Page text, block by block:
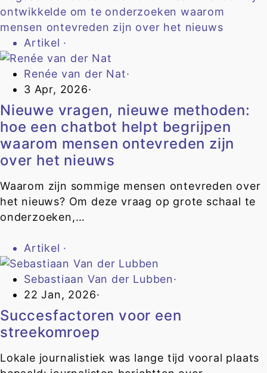
Artikel ·
Renée van der Nat·
3 Apr, 2026·
Nieuwe vragen, nieuwe methoden:
hoe een chatbot helpt begrijpen
waarom mensen ontevreden zijn
over het nieuws
Waarom zijn sommige mensen ontevreden over
het nieuws? Om deze vraag op grote schaal te
onderzoeken,…
Artikel ·
Sebastiaan Van der Lubben·
22 Jan, 2026·
Succesfactoren voor een
streekomroep
Lokale journalistiek was lange tijd vooral plaats